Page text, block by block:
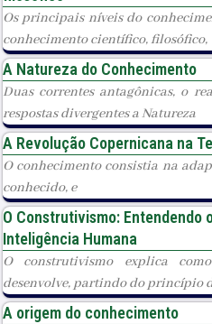
Os principais níveis do
conhecimento científico, filosófico,
A Natureza do Conhecimento
Duas correntes antagônicas, o
respostas divergentes a Natureza
A Revolução Copernicana na
O conhecimento consistia na
conhecido, e
O Construtivismo: Entendendo
Inteligência Humana
O construtivismo explica
desenvolve, partindo do princípio
A origem do conhecimento